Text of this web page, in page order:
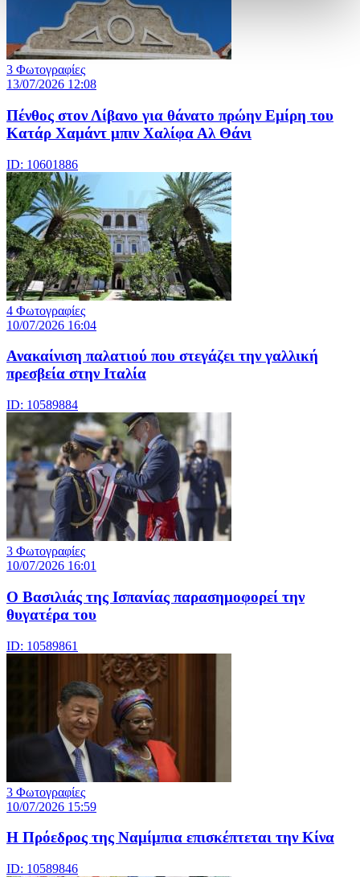
3 Φωτογραφίες
13/07/2026 12:08
Πένθος στον Λίβανο για θάνατο πρώην Εμίρη του
Κατάρ Χαμάντ μπιν Χαλίφα Αλ Θάνι
ID: 10601886
4 Φωτογραφίες
10/07/2026 16:04
Ανακαίνιση παλατιού που στεγάζει την γαλλική
πρεσβεία στην Ιταλία
ID: 10589884
3 Φωτογραφίες
10/07/2026 16:01
Ο Βασιλιάς της Ισπανίας παρασημοφορεί την
θυγατέρα του
ID: 10589861
3 Φωτογραφίες
10/07/2026 15:59
Η Πρόεδρος της Ναμίμπια επισκέπτεται την Κίνα
ID: 10589846